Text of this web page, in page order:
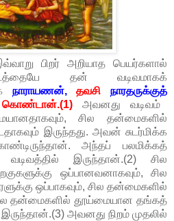
பிறர் அறியாத பெயர்களால்
தன் வடிவமாகக்
நாராயணன்,தவசி நாரதருக்குத்
கொண்டான்.(1) அவனது வடிவம்
சில தன்மைகளில்
இருந்தது. அவன் சுடர்மிக்க
அந்தப் பலமிக்கத்
இருந்தான்.(2) சில
ஒப்பானவனாகவும், சில
ஒப்பாகவும், சில தன்மைகளில்
தன்மைகளில் தூய்மையான தங்கத்
அவனது நிறம் முதலில்